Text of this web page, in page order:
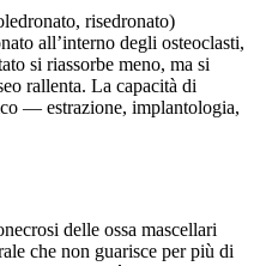
risedronato)
all’interno degli osteoclasti,
si riassorbe meno, ma si
rallenta. La capacità di
— estrazione, implantologia,
delle ossa mascellari
che non guarisce per più di